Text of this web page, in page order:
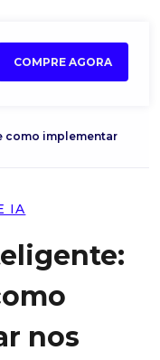
COMPRE AGORA
como implementar
IA
nos